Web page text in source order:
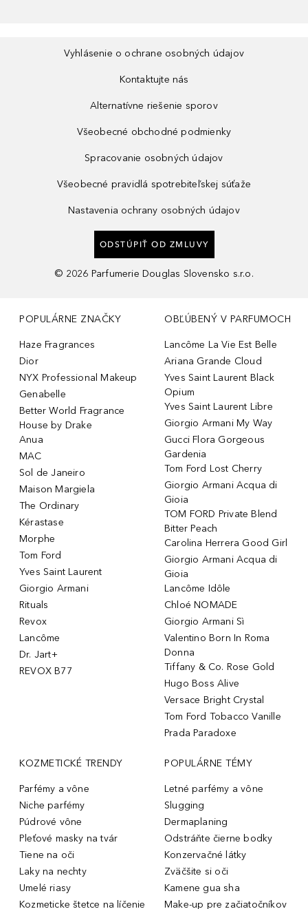
Vyhlásenie o ochrane osobných údajov
Kontaktujte nás
Alternatívne riešenie sporov
Všeobecné obchodné podmienky
Spracovanie osobných údajov
Všeobecné pravidlá spotrebiteľskej súťaže
Nastavenia ochrany osobných údajov
ODSTÚPIŤ OD ZMLUVY
© 2026 Parfumerie Douglas Slovensko s.r.o.
POPULÁRNE ZNAČKY
Haze Fragrances
Dior
NYX Professional Makeup
Genabelle
Better World Fragrance
House by Drake
Anua
MAC
Sol de Janeiro
Maison Margiela
The Ordinary
Kérastase
Morphe
Tom Ford
Yves Saint Laurent
Giorgio Armani
Rituals
Revox
Lancôme
Dr. Jart+
REVOX B77
OBĽÚBENÝ V PARFUMOCH
Lancôme La Vie Est Belle
Ariana Grande Cloud
Yves Saint Laurent Black
Opium
Yves Saint Laurent Libre
Giorgio Armani My Way
Gucci Flora Gorgeous
Gardenia
Tom Ford Lost Cherry
Giorgio Armani Acqua di
Gioia
TOM FORD Private Blend
Bitter Peach
Carolina Herrera Good Girl
Giorgio Armani Acqua di
Gioia
Lancôme Idôle
Chloé NOMADE
Giorgio Armani Sì
Valentino Born In Roma
Donna
Tiffany & Co. Rose Gold
Hugo Boss Alive
Versace Bright Crystal
Tom Ford Tobacco Vanille
Prada Paradoxe
KOZMETICKÉ TRENDY
Parfémy a vône
Niche parfémy
Púdrové vône
Pleťové masky na tvár
Tiene na oči
Laky na nechty
Umelé riasy
Kozmeticke štetce na líčenie
POPULÁRNE TÉMY
Letné parfémy a vône
Slugging
Dermaplaning
Odstráňte čierne bodky
Konzervačné látky
Zväčšite si oči
Kamene gua sha
Make-up pre začiatočníkov